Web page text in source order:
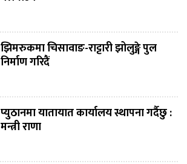
झिमरुकमा चिसावाङ-राट्टारी झोलुङ्गे पुल
निर्माण गरिदैं
प्युठानमा यातायात कार्यालय स्थापना गर्दैछु :
मन्त्री राणा